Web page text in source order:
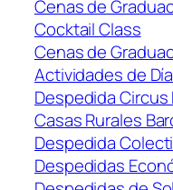
Cenas de
Cocktail Class
Cenas de
Actividades de Día
Despedida Circus
Casas Rurales
Despedida
Despedidas